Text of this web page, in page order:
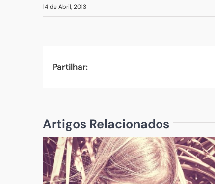
14 de Abril, 2013
Partilhar:
Artigos Relacionados